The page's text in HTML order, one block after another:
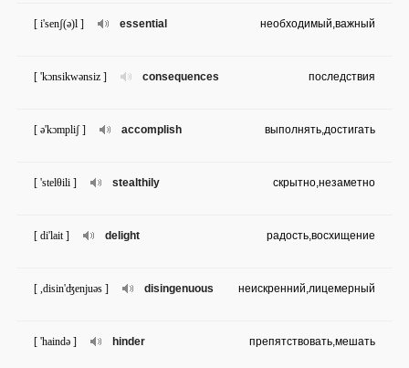
essential
[ i'senʃ(ə)l ] необходимый,важный
consequences
[ 'kɔnsikwənsiz ] последствия
accomplish
[ ə'kɔmpliʃ ] выполнять,достигать
stealthily
[ 'stelθili ] скрытно,незаметно
delight
[ di'lait ] радость,восхищение
disingenuous
[ ,disin'ʤenjuəs ] неискренний,лицемерный
hinder
[ 'haində ] препятствовать,мешать